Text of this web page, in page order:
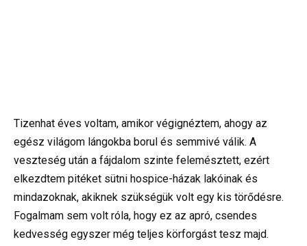
Tizenhat éves voltam, amikor végignéztem, ahogy az
egész világom lángokba borul és semmivé válik. A
veszteség után a fájdalom szinte felemésztett, ezért
elkezdtem pitéket sütni hospice-házak lakóinak és
mindazoknak, akiknek szükségük volt egy kis törődésre.
Fogalmam sem volt róla, hogy ez az apró, csendes
kedvesség egyszer még teljes körforgást tesz majd.